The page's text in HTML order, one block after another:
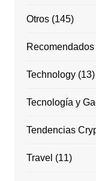
Otros(145)
Recomendados
Technology(13)
Tecnología y
Tendencias
Travel (11)